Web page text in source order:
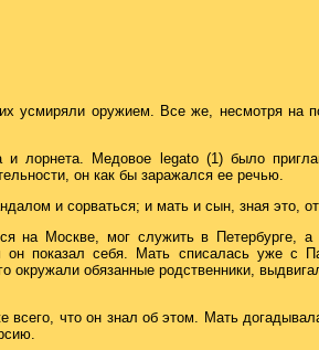
усмиряли оружием. Все же, несмотря на
и лорнета. Медовое legato (1) было
он как бы заражался ее речью.
и сорваться; и мать и сын, зная это,
на Москве, мог служить в Петербурге,
он показал себя. Мать списалась уже с
окружали обязанные родственники,
всего, что он знал об этом. Мать